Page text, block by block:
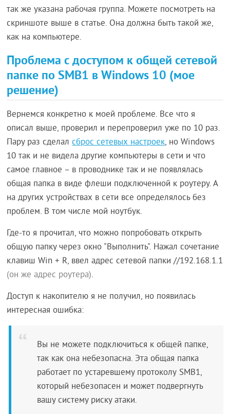
так же указана рабочая группа. Можете посмотреть на
скриншоте выше в статье. Она должна быть такой же,
как на компьютере.
Проблема с доступом к общей сетевой
папке по SMB1 в Windows 10 (мое
решение)
Вернемся конкретно к моей проблеме. Все что я
описал выше, проверил и перепроверил уже по 10 раз.
Пару раз сделалсброс сетевых настроек, но Windows
10 так и не видела другие компьютеры в сети и что
самое главное – в проводнике так и не появлялась
общая папка в виде флеши подключенной к роутеру. А
на других устройствах в сети все определялось без
проблем. В том числе мой ноутбук.
Где-то я прочитал, что можно попробовать открыть
общую папку через окно "Выполнить". Нажал сочетание
клавиш Win + R, ввел адрес сетевой папки //192.168.1.1
(он же адрес роутера).
Доступ к накопителю я не получил, но появилась
интересная ошибка:
Вы не можете подключиться к общей папке,
так как она небезопасна. Эта общая папка
работает по устаревшему протоколу SMB1,
который небезопасен и может подвергнуть
вашу систему риску атаки.